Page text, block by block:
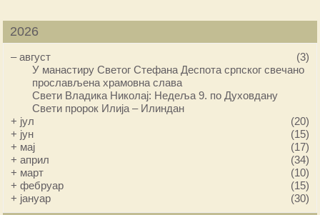
2026
–август
(3)
У манастиру Светог Стефана Деспота српског свечано
прослављена храмовна слава
Свети Владика Николај: Недеља 9. по Духовдану
Свети пророк Илија – Илиндан
+ јул
(20)
+ јун
(15)
+ мај
(17)
+април
(34)
+ март
(10)
+фебруар
(15)
+ јануар (30)